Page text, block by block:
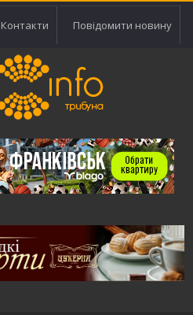
Контакти Повідомити новину